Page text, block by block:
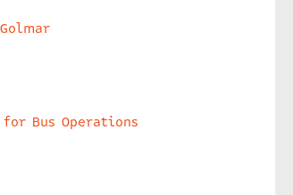
Bus Operations